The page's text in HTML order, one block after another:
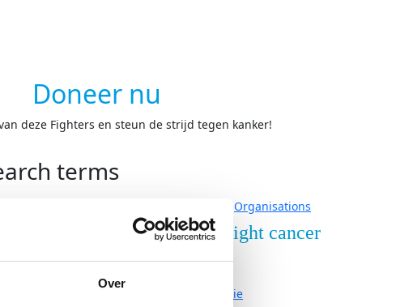
Over
Doneer nu
deze Fighters en steun de strijd tegen kanker!
terms
Organisations
Over Fight cancer
Organisatie